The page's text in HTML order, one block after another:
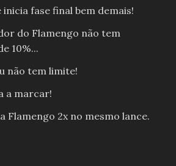
inicia fase final bem demais!
do Flamengo não tem
10%...
não tem limite!
a marcar!
Flamengo 2x no mesmo lance.